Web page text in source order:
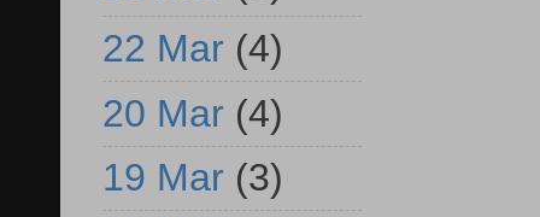
22 Mar (4)
20 Mar (4)
19 Mar (3)